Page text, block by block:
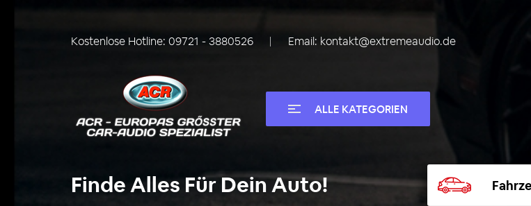
Kostenlose Hotline: 09721 - 3880526 Email: kontakt@extremeaudio.de
ALLE KATEGORIEN
Finde Alles Für Dein Auto!
auswählen